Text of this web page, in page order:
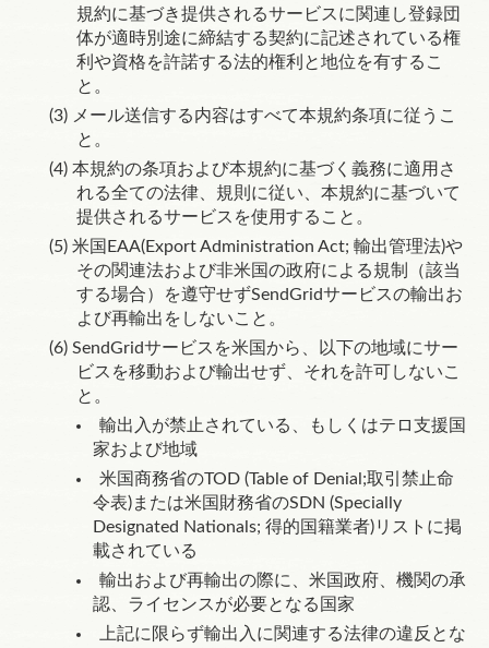
規約に基づき提供されるサービスに関連し登録団
体が適時別途に締結する契約に記述されている権
利や資格を許諾する法的権利と地位を有するこ
と。
メール送信する内容はすべて本規約条項に従うこ
と。
本規約の条項および本規約に基づく義務に適用さ
れる全ての法律、規則に従い、本規約に基づいて
提供されるサービスを使用すること。
米国EAA(Export Administration Act; 輸出管理法)や
その関連法および非米国の政府による規制（該当
する場合）を遵守せずSendGridサービスの輸出お
よび再輸出をしないこと。
SendGridサービスを米国から、以下の地域にサー
ビスを移動および輸出せず、それを許可しないこ
と。
輸出入が禁止されている、もしくはテロ支援国
家および地域
米国商務省のTOD (Table of Denial;取引禁止命
令表)または米国財務省のSDN (Specially
Designated Nationals; 得的国籍業者)リストに掲
載されている
輸出および再輸出の際に、米国政府、機関の承
認、ライセンスが必要となる国家
上記に限らず輸出入に関連する法律の違反とな